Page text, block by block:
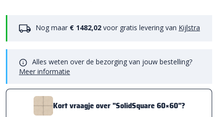
Nog maar € 1482,02 voor gratis levering van Kijlstra
Alles weten over de bezorging van jouw bestelling?
Meer informatie
Kort vraagje over "SolidSquare 60×60"?